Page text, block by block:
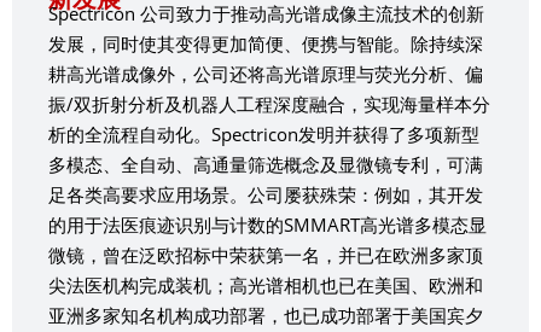
Spectricon 公司致力于推动高光谱成像主流技术的创新
发展，同时使其变得更加简便、便携与智能。除持续深
耕高光谱成像外，公司还将高光谱原理与荧光分析、偏
振/双折射分析及机器人工程深度融合，实现海量样本分
析的全流程自动化。Spectricon发明并获得了多项新型
多模态、全自动、高通量筛选概念及显微镜专利，可满
足各类高要求应用场景。公司屡获殊荣：例如，其开发
的用于法医痕迹识别与计数的SMMART高光谱多模态显
微镜，曾在泛欧招标中荣获第一名，并已在欧洲多家顶
尖法医机构完成装机；高光谱相机也已在美国、欧洲和
亚洲多家知名机构成功部署，也已成功部署于美国宾夕